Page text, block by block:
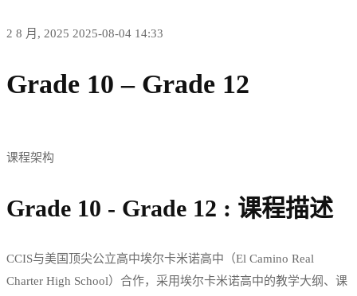
2 8 月, 2025 2025-08-04 14:33
Grade 10 – Grade 12
课程架构
Grade 10 - Grade 12 : 课程描述
CCIS与美国顶尖公立高中埃尔卡米诺高中（El Camino Real
Charter High School）合作，采用埃尔卡米诺高中的教学大纲、课